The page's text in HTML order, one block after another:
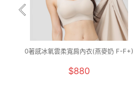
0著感冰氧雲柔寬肩內衣(燕麥奶 F-F+)
$880